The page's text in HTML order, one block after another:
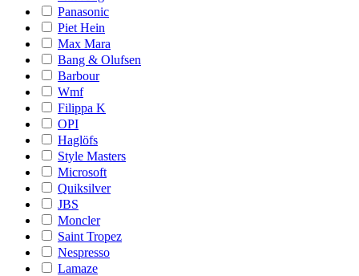
Panasonic
Piet Hein
Max Mara
Bang & Olufsen
Barbour
Wmf
Filippa K
OPI
Haglöfs
Style Masters
Microsoft
Quiksilver
JBS
Moncler
Saint Tropez
Nespresso
Lamaze